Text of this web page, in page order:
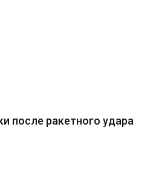
после ракетного удара